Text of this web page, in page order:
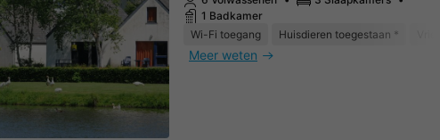
1 Badkamer
Wi-Fi toegang
Huisdieren toegestaan *
Meer weten